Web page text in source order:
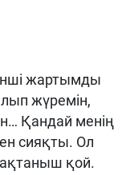
жартымды
жүремін,
Қандай менің
сияқты. Ол
қой.